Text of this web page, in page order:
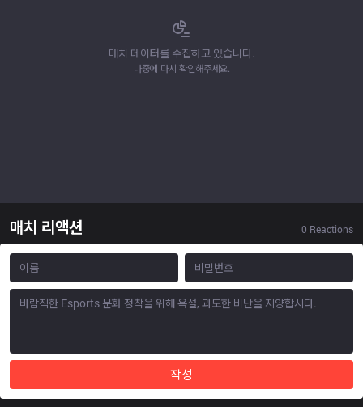
매치 데이터를 수집하고 있습니다.
나중에 다시 확인해주세요.
매치 리액션 0 Reactions
작성